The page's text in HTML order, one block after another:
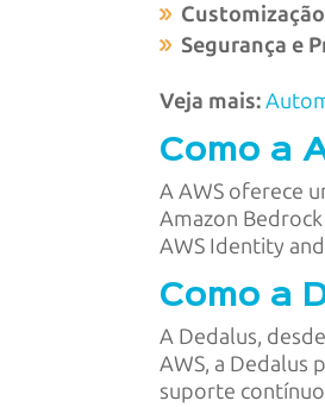
Segurança e
Veja mais:
Como a
A AWS oferece
Amazon
AWS Identity
Como a
A Dedalus,
AWS, a Dedalus
suporte contínuo